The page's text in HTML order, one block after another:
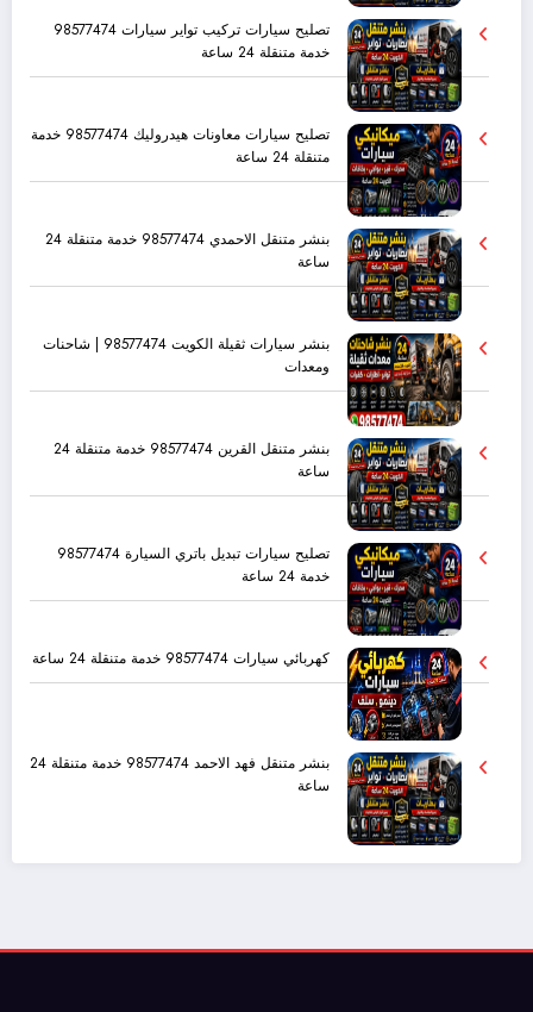
تصليح سيارات تركيب تواير سيارات 98577474
خدمة متنقلة 24 ساعة
تصليح سيارات معاونات هيدروليك 98577474 خدمة
متنقلة 24 ساعة
بنشر متنقل الاحمدي 98577474 خدمة متنقلة 24
ساعة
بنشر سيارات ثقيلة الكويت 98577474 | شاحنات
ومعدات
بنشر متنقل القرين 98577474 خدمة متنقلة 24
ساعة
تصليح سيارات تبديل باتري السيارة 98577474
خدمة 24 ساعة
كهربائي سيارات 98577474 خدمة متنقلة 24 ساعة
بنشر متنقل فهد الاحمد 98577474 خدمة متنقلة 24
ساعة